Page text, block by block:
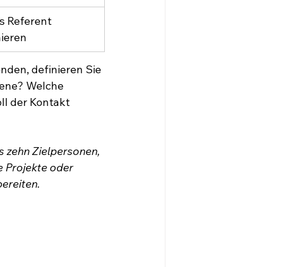
Referent
definieren Sie
Welche
der Kontakt
zehn Zielpersonen,
Projekte oder